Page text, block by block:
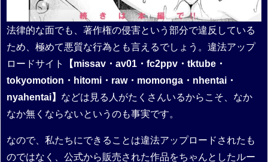
法律的な面でも、著作権の侵害という部分で違反している
ため、極めて悪質な行為とも言えるでしょう。違法アップ
ロードサイト
【missav・av01・fc2ppv・tktube・
tokyomotion・hitomi・raw・momonga・nhentai・
nyahentai】 などは見る人がたくさんいるからこそ、なか
なか無くならないというのも事実です。
なので、私たちにできることは違法アップロードされたも
のではなく、公式から販売された作品をちゃんとしたルー